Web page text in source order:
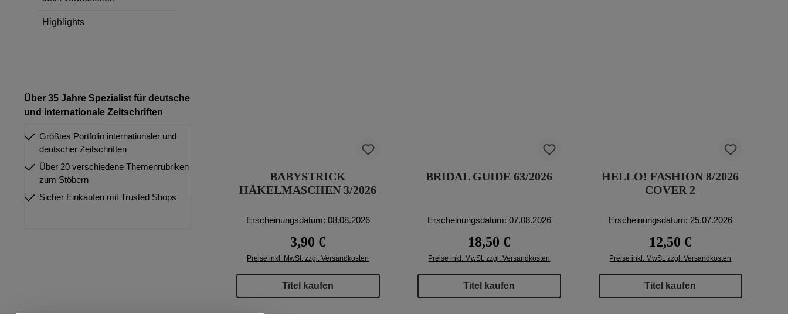
Highlights
Über 35 Jahre Spezialist für deutsche
und internationale Zeitschriften
Größtes Portfolio internationaler und
deutscher Zeitschriften
Über 20 verschiedene Themenrubriken
zum Stöbern
Sicher Einkaufen mit Trusted Shops
BABYSTRICK
HÄKELMASCHEN 3/2026
Erscheinungsdatum: 08.08.2026
Regulärer Preis:
3,90 €
Preise inkl. MwSt. zzgl. Versandkosten
Titel kaufen
BRIDAL GUIDE 63/2026
Erscheinungsdatum: 07.08.2026
Regulärer Preis:
18,50 €
Preise inkl. MwSt. zzgl. Versandkosten
Titel kaufen
HELLO! FASHION 8/2026
COVER 2
Erscheinungsdatum: 25.07.2026
Regulärer Preis:
12,50 €
Preise inkl. MwSt. zzgl. Versandkosten
Titel kaufen